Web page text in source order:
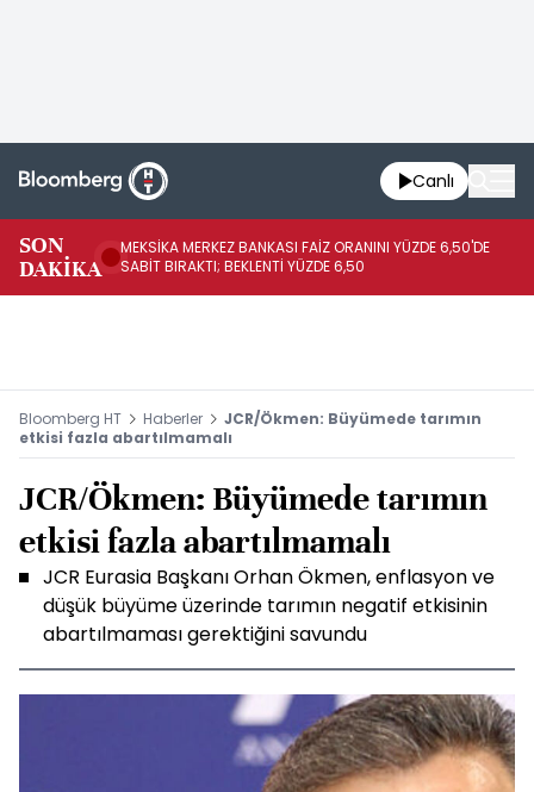
Canlı
SON
DAKİKA
MEKSİKA MERKEZ BANKASI FAİZ ORANINI YÜZDE 6,50'DE
SABİT BIRAKTI; BEKLENTİ YÜZDE 6,50
Bloomberg HT Haberler
JCR/Ökmen: Büyümede tarımın
etkisi fazla abartılmamalı
JCR/Ökmen: Büyümede tarımın
etkisi fazla abartılmamalı
JCR Eurasia Başkanı Orhan Ökmen, enflasyon ve
düşük büyüme üzerinde tarımın negatif etkisinin
abartılmaması gerektiğini savundu